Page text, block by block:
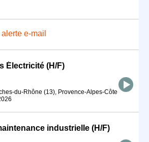
e-mail
Électricité (H/F)
du-Rhône (13), Provence-Alpes-Côte
industrielle (H/F)